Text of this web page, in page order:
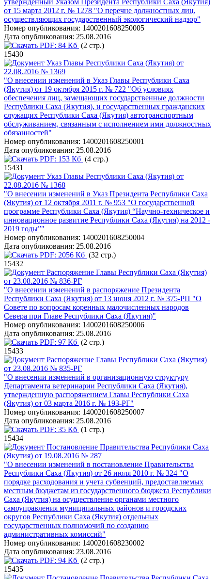
утвержденный Указом Президента Республики Саха (Якутия)
от 15 марта 2012 г. № 1278 "О перечне должностных лиц,
осуществляющих государственный экологический надзор"
Номер опубликования: 1400201608250005
Дата опубликования: 25.08.2016
PDF: 84 Кб (2 стр.)
15430
Указ Главы Республики Саха (Якутия) от
22.08.2016 № 1369
"О внесении изменений в Указ Главы Республики Саха
(Якутия) от 19 октября 2015 г. № 722 "Об условиях
обеспечения лиц, замещающих государственные должности
Республики Саха (Якутия), и государственных гражданских
служащих Республики Саха (Якутия) автотранспортным
обслуживанием, связанным с исполнением ими должностных
обязанностей"
Номер опубликования: 1400201608250001
Дата опубликования: 25.08.2016
PDF: 153 Кб (4 стр.)
15431
Указ Главы Республики Саха (Якутия) от
22.08.2016 № 1368
"О внесении изменений в Указ Президента Республики Саха
(Якутия) от 12 октября 2011 г. № 953 "О государственной
программе Республики Саха (Якутия) “Научно-техническое и
инновационное развитие Республики Саха (Якутия) на 2012 -
2019 годы”"
Номер опубликования: 1400201608250004
Дата опубликования: 25.08.2016
PDF: 2056 Кб (32 стр.)
15432
Распоряжение Главы Республики Саха (Якутия)
от 23.08.2016 № 836-РГ
"О внесении изменений в распоряжение Президента
Республики Саха (Якутия) от 13 июня 2012 г. № 375-РП "О
Совете по вопросам коренных малочисленных народов
Севера при Главе Республики Саха (Якутия)"
Номер опубликования: 1400201608250006
Дата опубликования: 25.08.2016
PDF: 97 Кб (2 стр.)
15433
Распоряжение Главы Республики Саха (Якутия)
от 23.08.2016 № 835-РГ
"О внесении изменений в организационную структуру
Департамента ветеринарии Республики Саха (Якутия),
утвержденную распоряжением Главы Республики Саха
(Якутия) от 03 марта 2016 г. № 193-РГ"
Номер опубликования: 1400201608250007
Дата опубликования: 25.08.2016
PDF: 35 Кб (1 стр.)
15434
Постановление Правительства Республики Саха
(Якутия) от 19.08.2016 № 287
"О внесении изменений в постановление Правительства
Республики Саха (Якутия) от 26 июля 2010 г. № 324 "О
порядке расходования и учета субвенций, предоставляемых
местным бюджетам из государственного бюджета Республики
Саха (Якутия) на осуществление органами местного
самоуправления муниципальных районов и городских
округов Республики Саха (Якутия) отдельных
государственных полномочий по созданию
административных комиссий"
Номер опубликования: 1400201608230002
Дата опубликования: 23.08.2016
PDF: 94 Кб (2 стр.)
15435